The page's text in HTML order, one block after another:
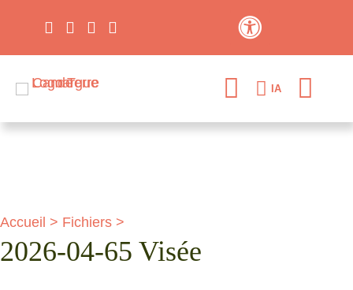
IA
Accueil > Fichiers >
2026-04-65 Visée